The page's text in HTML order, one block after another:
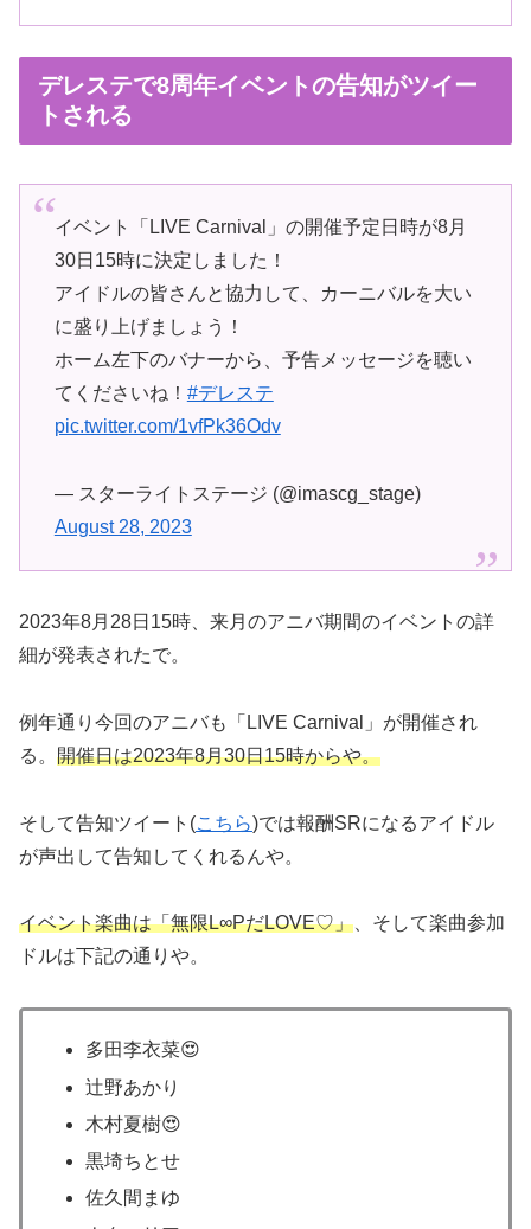
デレステで8周年イベントの告知がツイー
トされる
イベント「LIVE Carnival」の開催予定日時が8月
30日15時に決定しました！
アイドルの皆さんと協力して、カーニバルを大い
に盛り上げましょう！
ホーム左下のバナーから、予告メッセージを聴い
てくださいね！ #デレステ
pic.twitter.com/1vfPk36Odv
— スターライトステージ (@imascg_stage)
August 28, 2023
2023年8月28日15時、来月のアニバ期間のイベントの詳
細が発表されたで。
例年通り今回のアニバも「LIVE Carnival」が開催され
る。 開催日は2023年8月30日15時からや。
そして告知ツイート(こちら)では報酬SRになるアイドル
が声出して告知してくれるんや。
イベント楽曲は「無限L∞PだLOVE♡」、そして楽曲参加
ドルは下記の通りや。
多田李衣菜😍
辻野あかり
木村夏樹😍
黒埼ちとせ
佐久間まゆ